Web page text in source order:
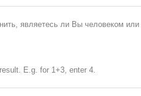
являетесь ли Вы человеком
E.g. for 1+3, enter 4.